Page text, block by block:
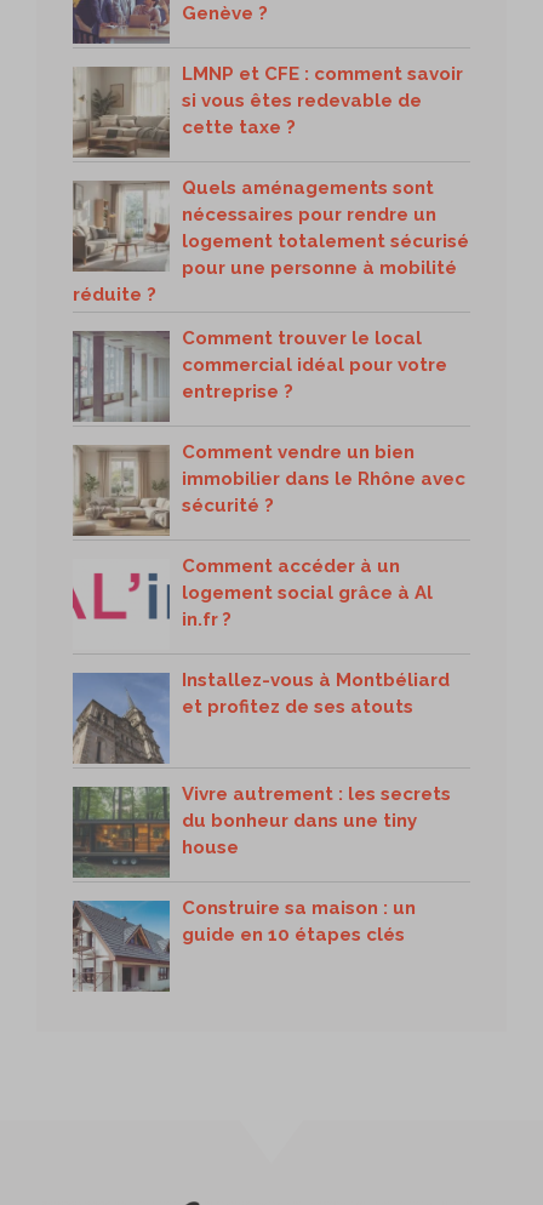
Genève ?
LMNP et CFE : comment savoir
si vous êtes redevable de
cette taxe ?
Quels aménagements sont
nécessaires pour rendre un
logement totalement sécurisé
pour une personne à mobilité
réduite ?
Comment trouver le local
commercial idéal pour votre
entreprise ?
Comment vendre un bien
immobilier dans le Rhône avec
sécurité ?
Comment accéder à un
logement social grâce à Al
in.fr ?
Installez-vous à Montbéliard
et profitez de ses atouts
Vivre autrement : les secrets
du bonheur dans une tiny
house
Construire sa maison : un
guide en 10 étapes clés